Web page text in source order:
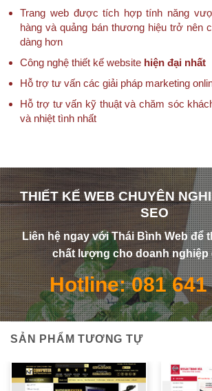
Trang web được tích hợp tính năng
hàng và quảng bán thương hiệu trở nên
dàng hơn
Công nghệ thiết kế website hiện đại nhất
Hỗ trợ tư vấn các giải pháp marketing
Hỗ trợ tư vấn kỹ thuật và chăm sóc
và nhiệt tình nhất
THIẾT KẾ WEB CHUYÊN
SEO
Liên hệ ngay với Thái Bình Web để
chất lượng cho doanh nghiệp
Hotline: 081 641
SẢN PHẨM TƯƠNG TỰ